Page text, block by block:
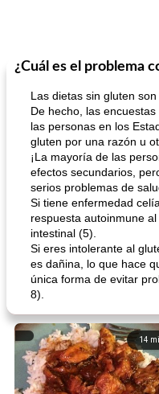
¿Cuál es el problema
Las dietas sin gluten son
De hecho, las
las personas en los
gluten por una razón u
¡La mayoría de las
efectos secundarios,
serios problemas de
Si tiene enfermedad
respuesta autoinmune
intestinal (5).
Si eres intolerante al
es dañina, lo que hace
única forma de evitar
8).
14